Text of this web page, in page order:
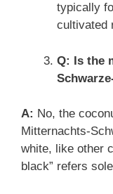
typically
cultivated
Q: Is the
A: No, the
Mitternachts-
white, like other
black” refers